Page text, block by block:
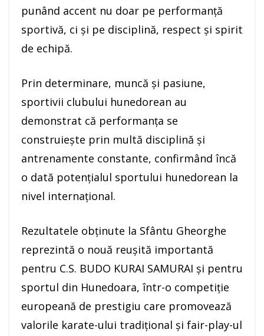
punând accent nu doar pe performanță
sportivă, ci și pe disciplină, respect și spirit
de echipă.
Prin determinare, muncă și pasiune,
sportivii clubului hunedorean au
demonstrat că performanța se
construiește prin multă disciplină și
antrenamente constante, confirmând încă
o dată potențialul sportului hunedorean la
nivel internațional.
Rezultatele obținute la Sfântu Gheorghe
reprezintă o nouă reușită importantă
pentru C.S. BUDO KURAI SAMURAI și pentru
sportul din Hunedoara, într-o competiție
europeană de prestigiu care promovează
valorile karate-ului tradițional și fair-play-ul